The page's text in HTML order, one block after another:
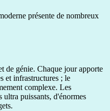
présente de nombreux
de génie. Chaque jour apporte
et infrastructures ; le
complexe. Les
ultra puissants, d'énormes